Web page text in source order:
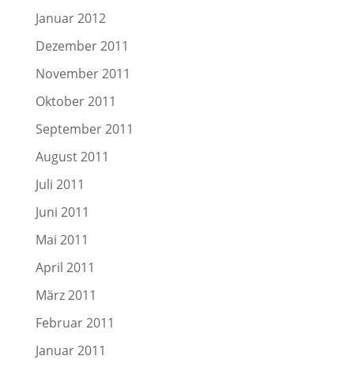
Januar 2012
Dezember 2011
November 2011
Oktober 2011
September 2011
August 2011
Juli 2011
Juni 2011
Mai 2011
April 2011
März 2011
Februar 2011
Januar 2011